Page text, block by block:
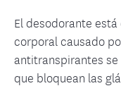
El desodorante
corporal causado
antitranspirantes
que bloquean las